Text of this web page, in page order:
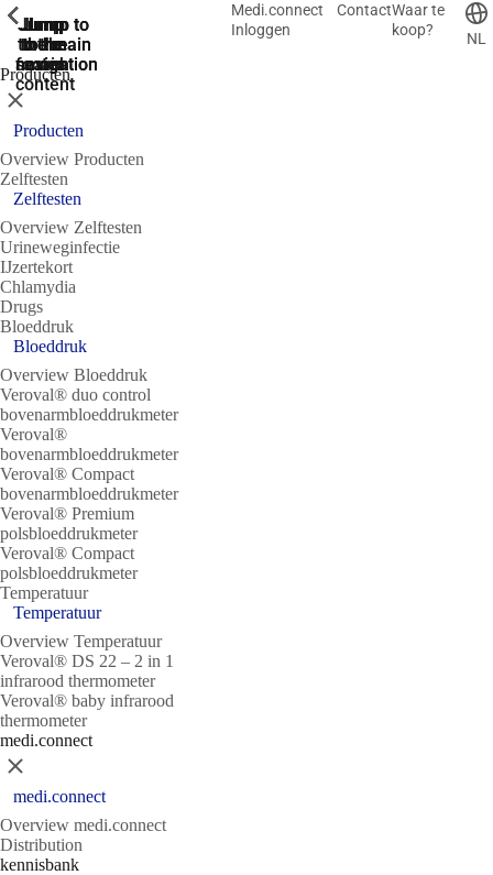
Jump
to the
search
Jump to
the main
navigation
Jump to
the main
navigation
Jump
to the
main
content
Jump
to the
footer
Medi.connect
Inloggen
ContactWaar te
koop?
NL
Producten
ShowPrevious
Sluit
Producten
Overview Producten
Zelftesten
ShowPrevious
Zelftesten
Overview Zelftesten
Urineweginfectie
IJzertekort
Chlamydia
Drugs
Bloeddruk
ShowPrevious
Bloeddruk
Overview Bloeddruk
Veroval® duo control
bovenarmbloeddrukmeter
Veroval®
bovenarmbloeddrukmeter
Veroval® Compact
bovenarmbloeddrukmeter
Veroval® Premium
polsbloeddrukmeter
Veroval® Compact
polsbloeddrukmeter
Temperatuur
ShowPrevious
Temperatuur
Overview Temperatuur
Veroval® DS 22 – 2 in 1
infrarood thermometer
Veroval® baby infrarood
thermometer
medi.connect
ShowPrevious
Sluit
medi.connect
Overview medi.connect
Distribution
kennisbank
ShowPrevious
ShowPrevious
ShowPrevious
ShowPrevious